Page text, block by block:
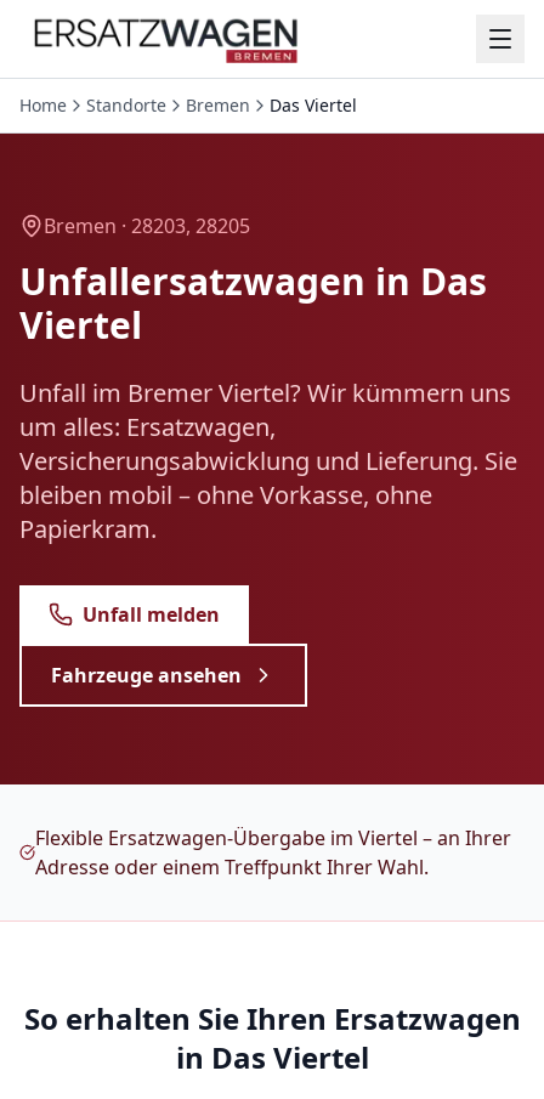
Home Standorte Bremen Das Viertel
Bremen · 28203, 28205
Unfallersatzwagen in Das
Viertel
Unfall im Bremer Viertel? Wir kümmern uns
um alles: Ersatzwagen,
Versicherungsabwicklung und Lieferung. Sie
bleiben mobil – ohne Vorkasse, ohne
Papierkram.
Unfall melden
Fahrzeuge ansehen
Flexible Ersatzwagen-Übergabe im Viertel – an Ihrer
Adresse oder einem Treffpunkt Ihrer Wahl.
So erhalten Sie Ihren Ersatzwagen
in Das Viertel